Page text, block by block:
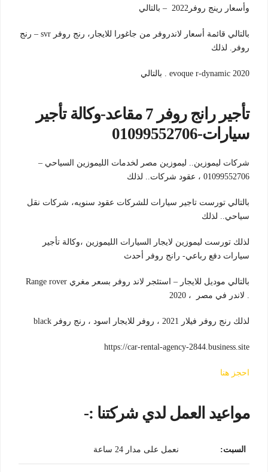
وأسعار رينج روفر2022 – بالتالي
بالتالي قائمة أسعار لاندروفر من جاغورا للايجار، رنج روفر svr – رنج
روفر. لذلك
evoque r-dynamic 2020 . بالتالي
تأجير رانج روفر 7 مقاعد-وكالة تأجير
سيارات-01099552706
شركات ليموزين.. ليموزين مصر لخدمات الليموزين السياحي –
01099552706 ، عقود شركات.. لذلك
بالتالي تورست تاجير سيارات للشركات عقود سنويه، شركات نقل
سياحي.. لذلك
لذلك تورست ليموزين لايجار السيارات الليموزين ،وكالة تأجير
سيارات دفع رباعي- رانج روفر أحدث
بالتالي موديل للايجار – استئجر لاند روفر بسعر مغري Range rover
2020 ، لاندر في مصر .
لذلك رنج روفر فيلار 2021 ، روفر للايجار اسود ، رنج روفر black
https://car-rental-agency-2844.business.site
احجز هنا
مواعيد العمل لدي شركتنا :-
السبت: نعمل على مدار 24 ساعة